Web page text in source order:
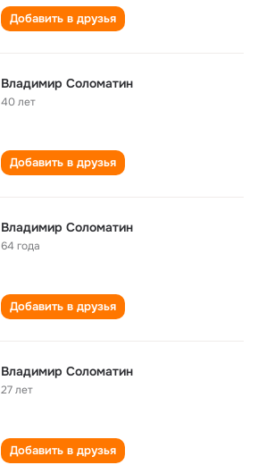
Добавить в друзья
Владимир Соломатин
40 лет
Добавить в друзья
Владимир Соломатин
64 года
Добавить в друзья
Владимир Соломатин
27 лет
Добавить в друзья